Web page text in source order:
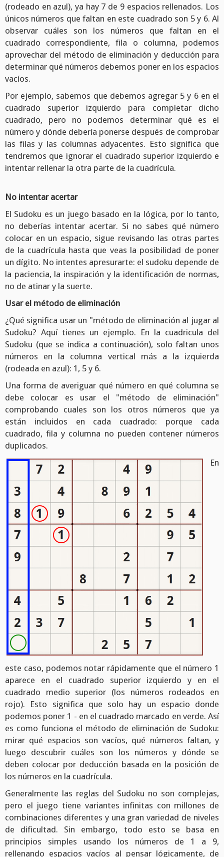
(rodeado en azul), ya hay 7 de 9 espacios rellenados. Los
únicos números que faltan en este cuadrado son 5 y 6. Al
observar cuáles son los números que faltan en el
cuadrado correspondiente, fila o columna, podemos
aprovechar del método de eliminación y deducción para
determinar qué números debemos poner en los espacios
vacíos.
Por ejemplo, sabemos que debemos agregar 5 y 6 en el
cuadrado superior izquierdo para completar dicho
cuadrado, pero no podemos determinar qué es el
número y dónde debería ponerse después de comprobar
las filas y las columnas adyacentes. Esto significa que
tendremos que ignorar el cuadrado superior izquierdo e
intentar rellenar la otra parte de la cuadrícula.
No intentar acertar
El Sudoku es un juego basado en la lógica, por lo tanto,
no deberías intentar acertar. Si no sabes qué número
colocar en un espacio, sigue revisando las otras partes
de la cuadrícula hasta que veas la posibilidad de poner
un dígito. No intentes apresurarte: el sudoku depende de
la paciencia, la inspiración y la identificación de normas,
no de atinar y la suerte.
Usar el método de eliminación
¿Qué significa usar un "método de eliminación al jugar al
Sudoku? Aquí tienes un ejemplo. En la cuadricula del
Sudoku (que se indica a continuación), solo faltan unos
números en la columna vertical más a la izquierda
(rodeada en azul): 1, 5 y 6.
Una forma de averiguar qué número en qué columna se
debe colocar es usar el "método de eliminación"
comprobando cuales son los otros números que ya
están incluidos en cada cuadrado: porque cada
cuadrado, fila y columna no pueden contener números
duplicados.
En
este caso, podemos notar rápidamente que el número 1
aparece en el cuadrado superior izquierdo y en el
cuadrado medio superior (los números rodeados en
rojo). Esto significa que solo hay un espacio donde
podemos poner 1 - en el cuadrado marcado en verde. Así
es como funciona el método de eliminación de Sudoku:
mirar qué espacios son vacíos, qué números faltan, y
luego descubrir cuáles son los números y dónde se
deben colocar por deducción basada en la posición de
los números en la cuadrícula.
Generalmente las reglas del Sudoku no son complejas,
pero el juego tiene variantes infinitas con millones de
combinaciones diferentes y una gran variedad de niveles
de dificultad. Sin embargo, todo esto se basa en
principios simples usando los números de 1 a 9,
rellenando espacios vacíos al pensar lógicamente, de